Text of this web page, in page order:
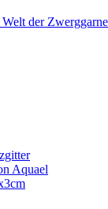
der
Aquael